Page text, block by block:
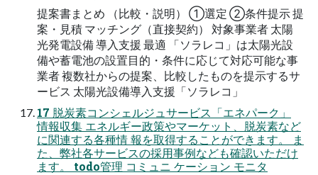
提案書まとめ （比較・説明） ①選定 ②条件提示 提
案・見積 マッチング（直接契約） 対象事業者 太陽
光発電設備 導入支援 最適 「ソラレコ」は太陽光設
備や蓄電池の設置目的・条件に応じて対応可能な事
業者 複数社からの提案、比較したものを提示するサ
ービス 太陽光設備導入支援「ソラレコ」
17 脱炭素コンシェルジュサービス「エネパーク」
情報収集 エネルギー政策やマーケット、脱炭素など
に関連する各種情 報を取得することができます。 ま
た、弊社各サービスの採用事例なども確認いただけ
ます。 todo管理 コミュニ ケーション モニタ